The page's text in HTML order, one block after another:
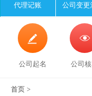
代理记账 公司变更

公司起名

公司核
首页 >